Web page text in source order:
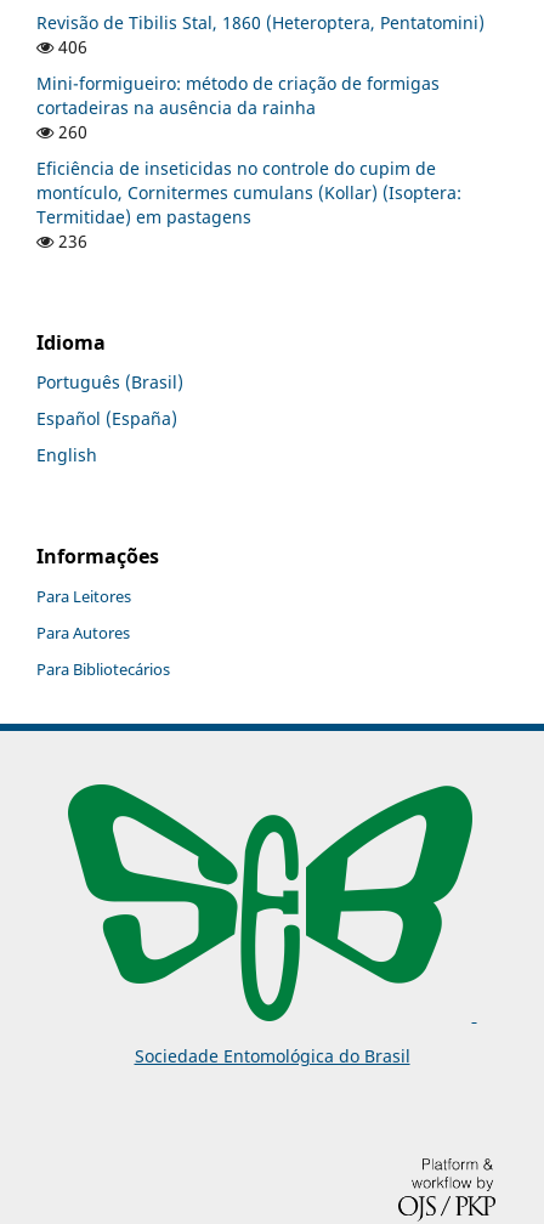
Revisão de Tibilis Stal, 1860 (Heteroptera, Pentatomini)
406
Mini-formigueiro: método de criação de formigas
cortadeiras na ausência da rainha
260
Eficiência de inseticidas no controle do cupim de
montículo, Cornitermes cumulans (Kollar) (Isoptera:
Termitidae) em pastagens
236
Idioma
Português (Brasil)
Español (España)
English
Informações
Para Leitores
Para Autores
Para Bibliotecários
Sociedade Entomológica do Brasil